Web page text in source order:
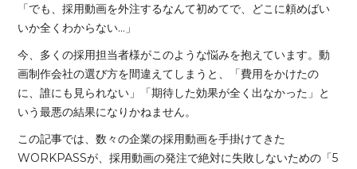
「でも、採用動画を外注するなんて初めてで、どこに頼めばい
いか全くわからない…」
今、多くの採用担当者様がこのような悩みを抱えています。動
画制作会社の選び方を間違えてしまうと、「費用をかけたの
に、誰にも見られない」「期待した効果が全く出なかった」と
いう最悪の結果になりかねません。
この記事では、数々の企業の採用動画を手掛けてきた
WORKPASSが、採用動画の発注で絶対に失敗しないための「5